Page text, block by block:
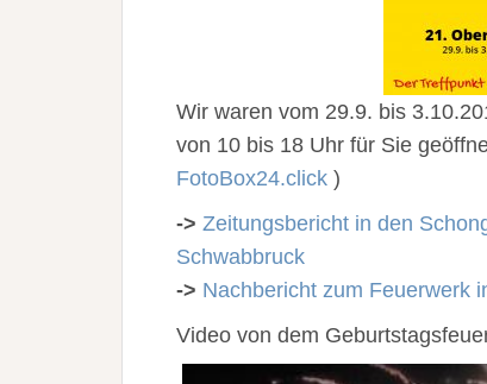
Wir waren vom 29.9. bis
von 10 bis 18 Uhr für Sie
FotoBox24.click )
-> Zeitungsbericht in den
Schwabbruck
-> Nachbericht zum Feuerwerk
Video von dem